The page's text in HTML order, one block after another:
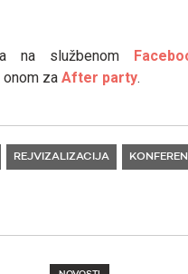
na službenom
onom za After party.
REJVIZALIZACIJA